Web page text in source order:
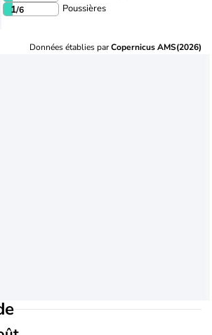
1/6 Poussières
Données établies parCopernicus AMS(2026)